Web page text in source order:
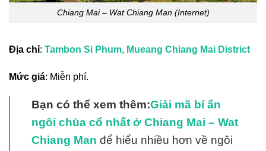
Chiang Mai – Wat Chiang Man (Internet)
Địa chỉ: Tambon Si Phum, Mueang Chiang Mai District
Mức giá: Miễn phí.
Bạn có thể xem thêm:Giải mã bí ẩn
ngôi chùa cổ nhất ở Chiang Mai – Wat
Chiang Man để hiểu nhiều hơn về ngôi